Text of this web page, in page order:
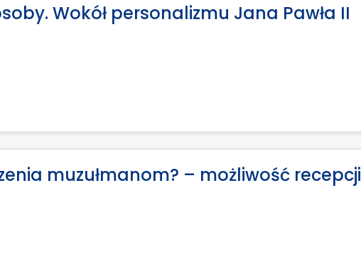
Wokół personalizmu Jana Pawła II
muzułmanom? – możliwość recepcji